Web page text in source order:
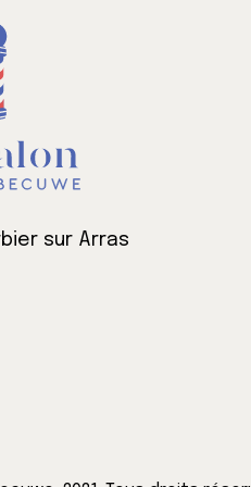
sur Arras